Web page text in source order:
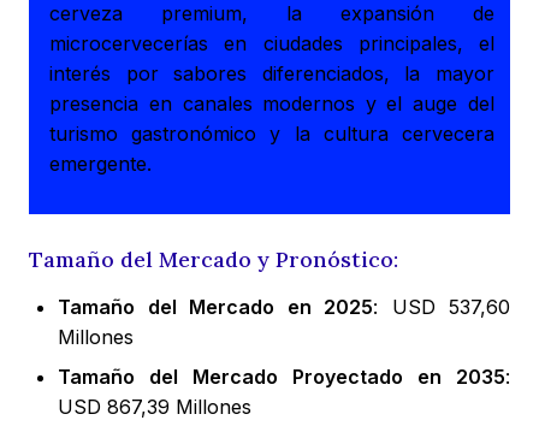
cerveza premium, la expansión de
microcervecerías en ciudades principales, el
interés por sabores diferenciados, la mayor
presencia en canales modernos y el auge del
turismo gastronómico y la cultura cervecera
emergente.
Tamaño del Mercado y Pronóstico:
Tamaño del Mercado en 2025: USD 537,60
Millones
Tamaño del Mercado Proyectado en 2035:
USD 867,39 Millones